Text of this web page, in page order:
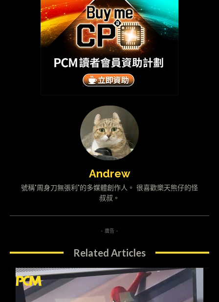
Andrew
號稱"周身刀無張利"的多媒體創作人。 很喜歡樂天熊仔的怪
叔叔。
- 廣告 -
Related Articles